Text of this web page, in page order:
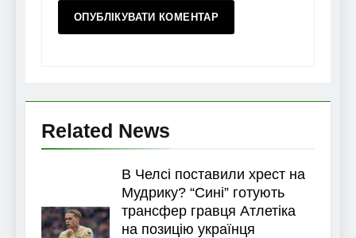
Related News
В Челсі поставили хрест на
Мудрику? “Сині” готують
трансфер гравця Атлетіка
на позицію українця